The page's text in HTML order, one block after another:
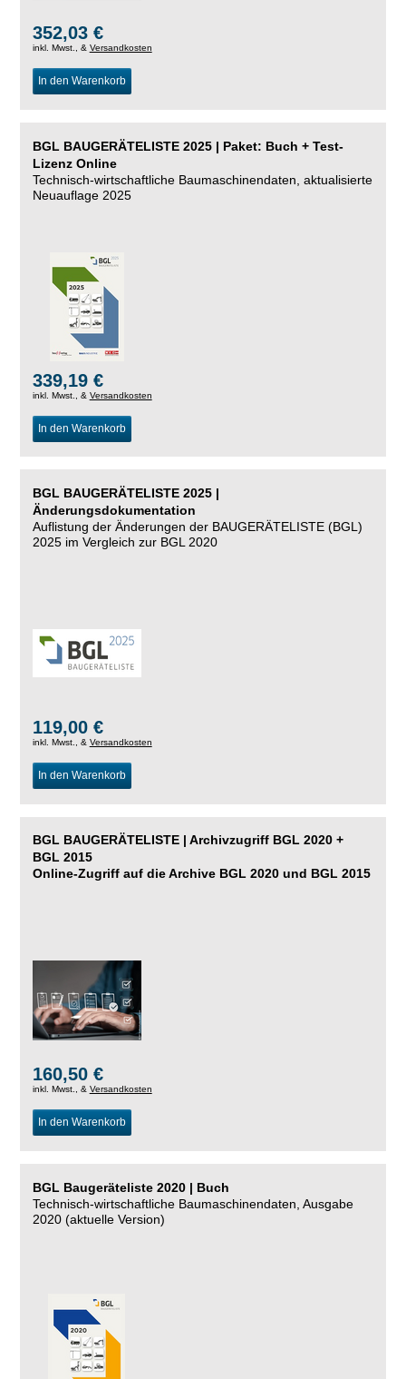
352,03 €
inkl. Mwst., & Versandkosten
In den Warenkorb
BGL BAUGERÄTELISTE 2025 | Paket: Buch + Test-
Lizenz Online
Technisch-wirtschaftliche Baumaschinendaten, aktualisierte
Neuauflage 2025
339,19 €
inkl. Mwst., & Versandkosten
In den Warenkorb
BGL BAUGERÄTELISTE 2025 |
Änderungsdokumentation
Auflistung der Änderungen der BAUGERÄTELISTE (BGL)
2025 im Vergleich zur BGL 2020
119,00 €
inkl. Mwst., & Versandkosten
In den Warenkorb
BGL BAUGERÄTELISTE | Archivzugriff BGL 2020 +
BGL 2015
Online-Zugriff auf die Archive BGL 2020 und BGL 2015
160,50 €
inkl. Mwst., & Versandkosten
In den Warenkorb
BGL Baugeräteliste 2020 | Buch
Technisch-wirtschaftliche Baumaschinendaten, Ausgabe
2020 (aktuelle Version)